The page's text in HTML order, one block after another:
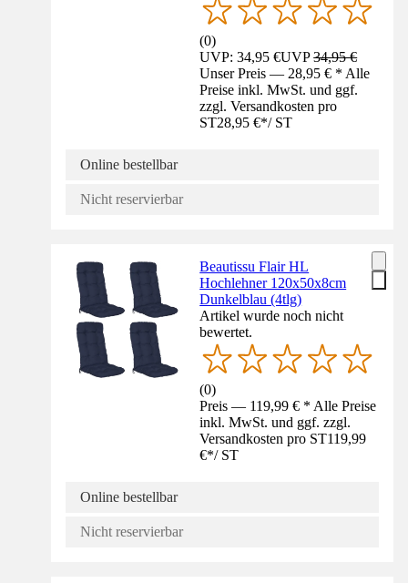
(0)
UVP: 34,95 €UVP34,95 €
Unser Preis — 28,95 € * Alle
Preise inkl. MwSt. und ggf.
zzgl. Versandkosten pro
ST28,95 €*/ ST
Online bestellbar
Nicht reservierbar
Beautissu Flair HL
Hochlehner 120x50x8cm
Dunkelblau (4tlg)
Artikel wurde noch nicht
bewertet.
(0)
Preis — 119,99 € * Alle Preise
inkl. MwSt. und ggf. zzgl.
Versandkosten pro ST119,99
€*/ ST
Online bestellbar
Nicht reservierbar